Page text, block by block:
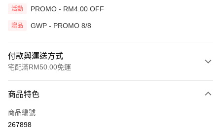
活動 PROMO - RM4.00 OFF
贈品 GWP - PROMO 8/8
付款與運送方式
宅配滿RM50.00免運
信用卡一次付清
網路銀行
商品特色
商品編號
267898